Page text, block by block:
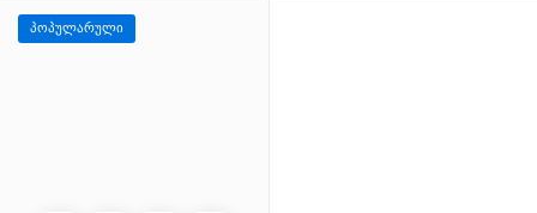
პოპულარული